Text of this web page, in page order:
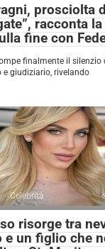
prosciolta
racconta
fine con
finalmente il silenzio
e giudiziario, rivelando
Celebrità
risorge tra
e un figlio che